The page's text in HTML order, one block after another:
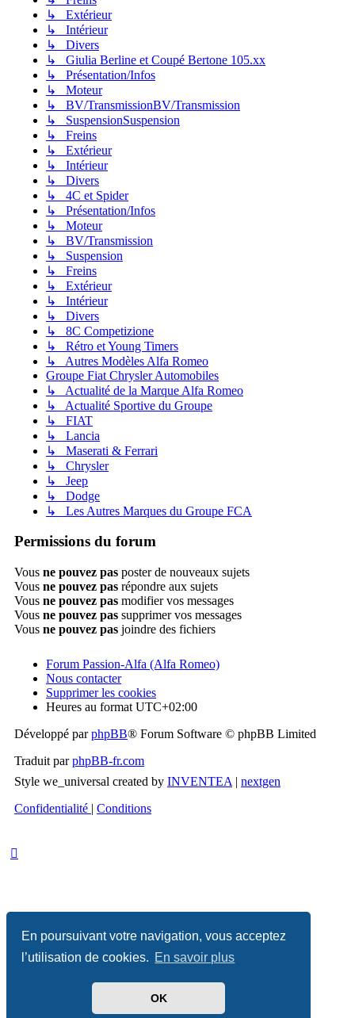
En poursuivant votre navigation, vous acceptez
l’utilisation de cookies. En savoir plus
OK
↳ Extérieur
↳ Intérieur
↳ Divers
↳ Giulia Berline et Coupé Bertone 105.xx
↳ Présentation/Infos
↳ Moteur
↳ BV/TransmissionBV/Transmission
↳ SuspensionSuspension
↳ Freins
↳ Extérieur
↳ Intérieur
↳ Divers
↳ 4C et Spider
↳ Présentation/Infos
↳ Moteur
↳ BV/Transmission
↳ Suspension
↳ Freins
↳ Extérieur
↳ Intérieur
↳ Divers
↳ 8C Competizione
↳ Rétro et Young Timers
↳ Autres Modèles Alfa Romeo
Groupe Fiat Chrysler Automobiles
↳ Actualité de la Marque Alfa Romeo
↳ Actualité Sportive du Groupe
↳ FIAT
↳ Lancia
↳ Maserati & Ferrari
↳ Chrysler
↳ Jeep
↳ Dodge
↳ Les Autres Marques du Groupe FCA
Permissions du forum
Vous ne pouvez pas poster de nouveaux sujets
Vous ne pouvez pas répondre aux sujets
Vous ne pouvez pas modifier vos messages
Vous ne pouvez pas supprimer vos messages
Vous ne pouvez pas joindre des fichiers
Forum Passion-Alfa (Alfa Romeo)
Nous contacter
Supprimer les cookies
Heures au format UTC+02:00
Développé parphpBB® Forum Software © phpBB Limited
Traduit parphpBB-fr.com
Style we_universal created by INVENTEA | nextgen
Confidentialité | Conditions